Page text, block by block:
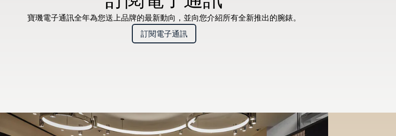
寶璣電子通訊全年為您送上品牌的最新動向，並向您介紹所有全新推出的腕錶。
訂閱電子通訊